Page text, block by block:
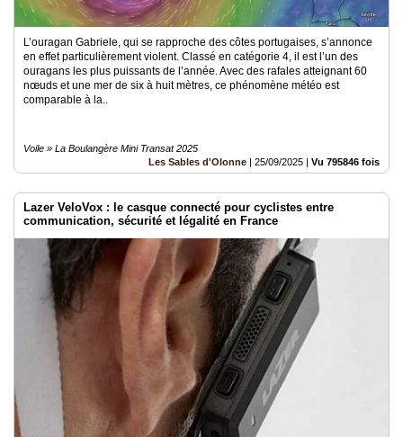
L’ouragan Gabriele, qui se rapproche des côtes portugaises, s’annonce
en effet particulièrement violent. Classé en catégorie 4, il est l’un des
ouragans les plus puissants de l’année. Avec des rafales atteignant 60
nœuds et une mer de six à huit mètres, ce phénomène météo est
comparable à la..
Voile » La Boulangère Mini Transat 2025
Les Sables d'Olonne | 25/09/2025 | Vu 795846 fois
Lazer VeloVox : le casque connecté pour cyclistes entre
communication, sécurité et légalité en France